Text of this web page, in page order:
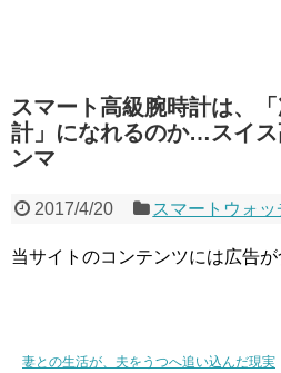
スマート高級腕時計は、
計」になれるのか…スイ
ンマ
2017/4/20 スマートウォッ
当サイトのコンテンツには広告が
妻との生活が、夫をうつへ追い込んだ現実